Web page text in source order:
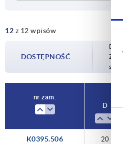
25
40
12 z 12 wpisów
DOSTĘPNOŚĆ
nr zam.
D
K0395.506 20